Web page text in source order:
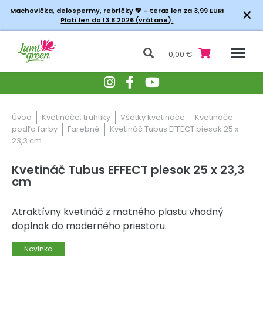
Machovička, delospermy, rebríčky💚 – teraz len za 3,99 EUR!
Platí len do 13.8.2026 (vrátane).
×
0,00 €
Úvod Kvetináče, truhlíky Všetky kvetináče
Kvetináče
podľa farby
Farebné
Kvetináč Tubus EFFECT piesok 25 x
23,3 cm
Kvetináč Tubus EFFECT piesok 25 x 23,3
cm
Atraktívny kvetináč z matného plastu vhodný
doplnok do moderného priestoru.
Novinka